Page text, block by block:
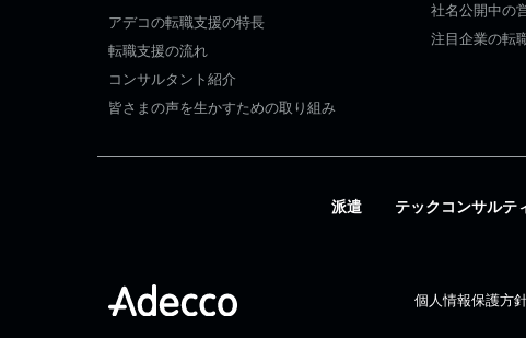
アデコの転職支援の特長
転職支援の流れ
コンサルタント紹介
皆さまの声を生かすための取り組み
社名公開中の
注目企業の転
派遣 テックコンサルテ
個人情報保護方